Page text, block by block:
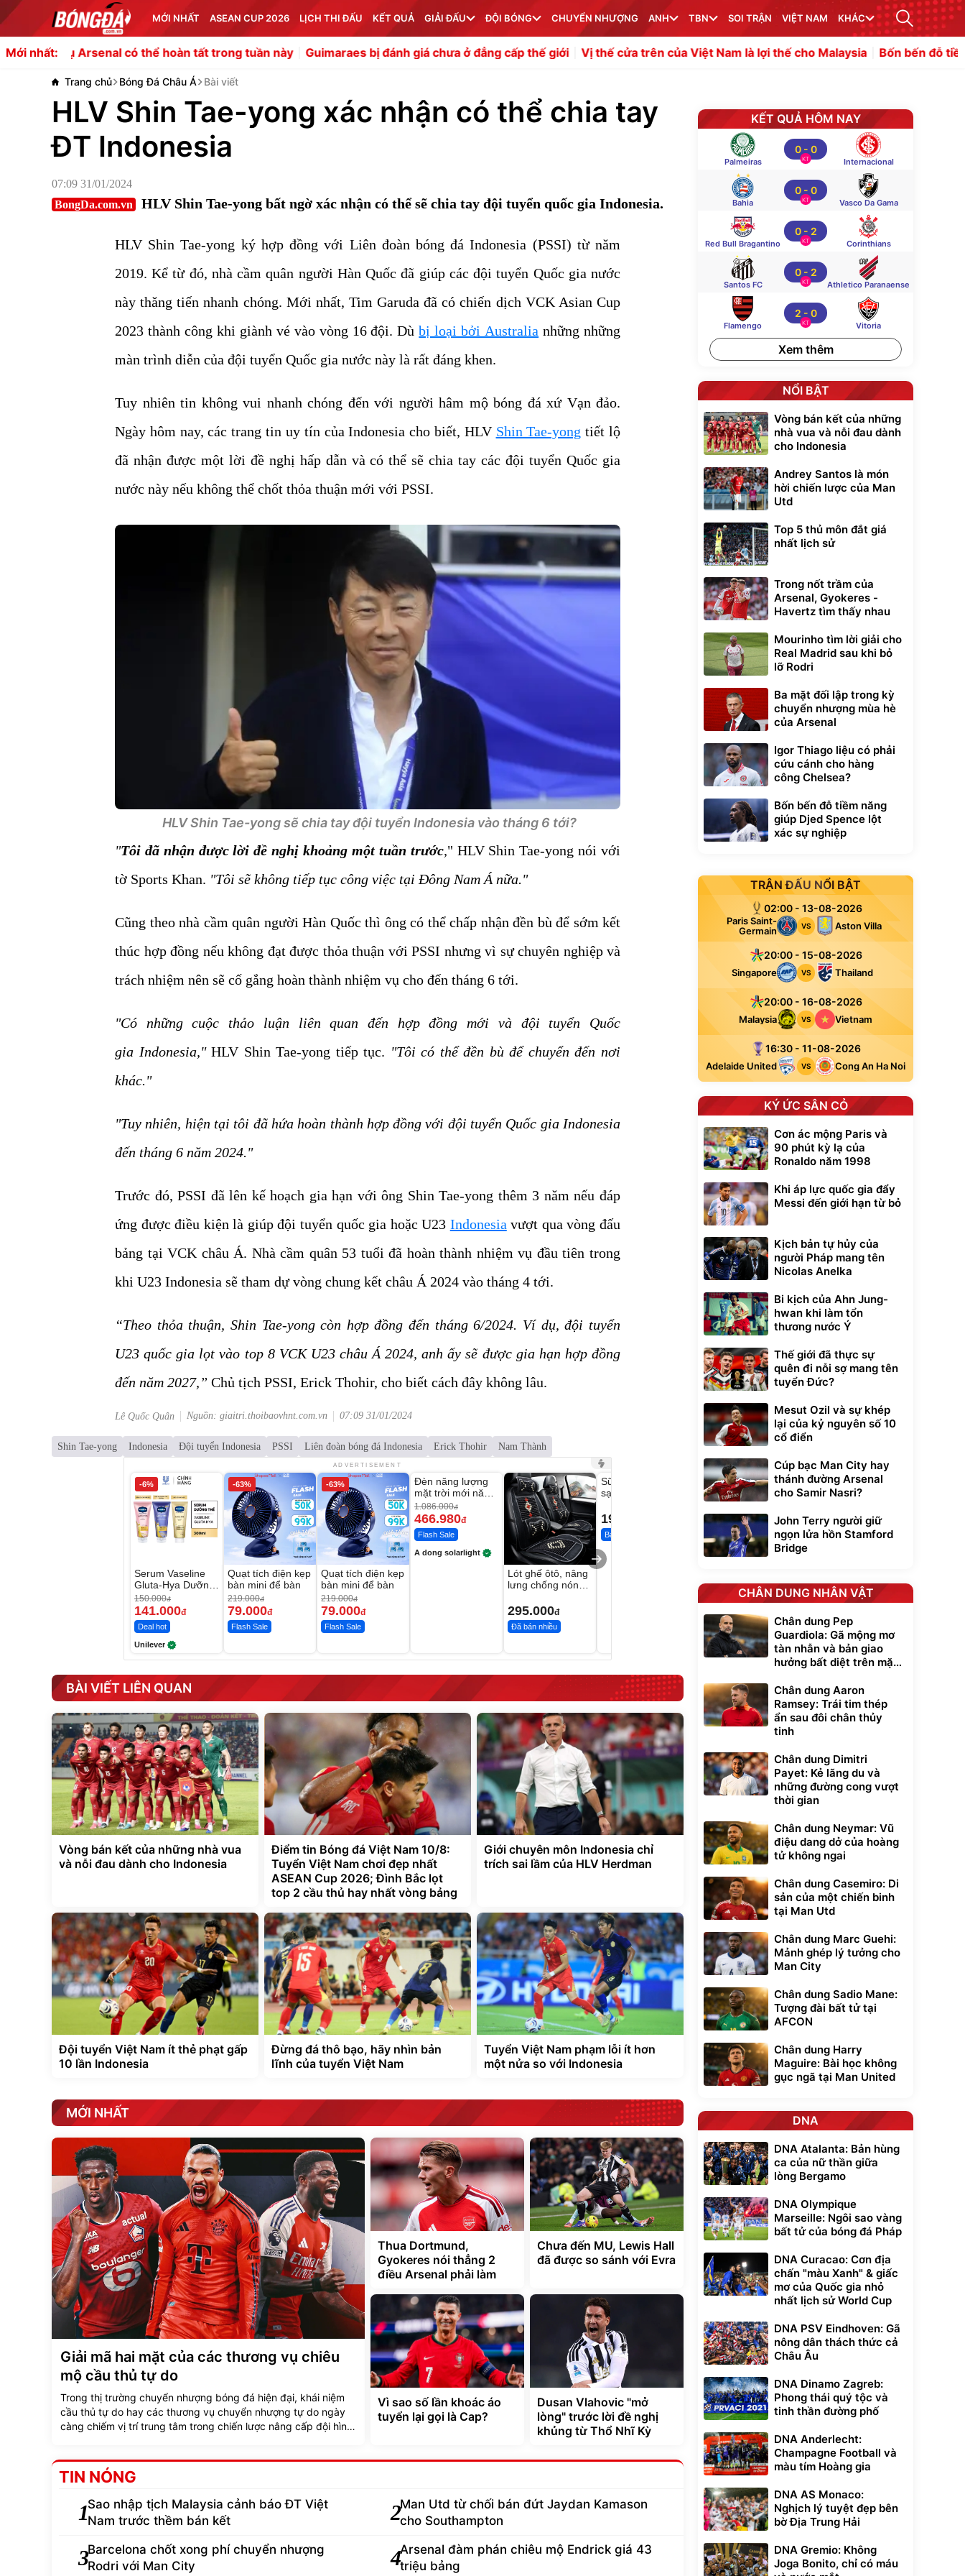
MỚI NHẤT ASEAN CUP 2026 LỊCH THI ĐẤU KẾT QUẢ GIẢI ĐẤU ĐỘI BÓNG CHUYỂN NHƯỢNG ANH TBN SOI TRẬN VIỆT NAM KHÁC
Mới nhất:có thể hoàn tất trong tuần này Guimaraes bị đánh giá chưa ở đẳng cấp thế giới Vị thế cửa trên của Việt Nam là lợi thế cho Malaysia Bốn bến đỗ tiềm năng giúp
Trang chủ Bóng Đá Châu Á Bài viết
HLV Shin Tae-yong xác nhận có thể chia tay
ĐT Indonesia
07:09 31/01/2024
BongDa.com.vn
HLV Shin Tae-yong bất ngờ xác nhận có thể sẽ chia tay đội tuyển quốc gia Indonesia.
HLV Shin Tae-yong ký hợp đồng với Liên đoàn bóng đá Indonesia (PSSI) từ năm
2019. Kể từ đó, nhà cầm quân người Hàn Quốc đã giúp các đội tuyển Quốc gia nước
này thăng tiến nhanh chóng. Mới nhất, Tim Garuda đã có chiến dịch VCK Asian Cup
2023 thành công khi giành vé vào vòng 16 đội. Dùbị loại bởi Australia những những
màn trình diễn của đội tuyển Quốc gia nước này là rất đáng khen.
Tuy nhiên tin không vui nhanh chóng đến với người hâm mộ bóng đá xứ Vạn đảo.
Ngày hôm nay, các trang tin uy tín của Indonesia cho biết, HLV Shin Tae-yong tiết lộ
đã nhận được một lời đề nghị hấp dẫn và có thể sẽ chia tay các đội tuyển Quốc gia
nước này nếu không thể chốt thỏa thuận mới với PSSI.
HLV Shin Tae-yong sẽ chia tay đội tuyển Indonesia vào tháng 6 tới?
"Tôi đã nhận được lời đề nghị khoảng một tuần trước," HLV Shin Tae-yong nói với
tờ Sports Khan. "Tôi sẽ không tiếp tục công việc tại Đông Nam Á nữa."
Cũng theo nhà cầm quân người Hàn Quốc thì ông có thể chấp nhận đền bù để sớm kết
thúc hợp đồng nếu không đạt được thỏa thuận với PSSI nhưng vì sự chuyên nghiệp và
trách nhiệm nên sẽ cố gắng hoàn thành nhiệm vụ cho đến tháng 6 tới.
"Có những cuộc thảo luận liên quan đến hợp đồng mới và đội tuyển Quốc
gia Indonesia,"HLV Shin Tae-yong tiếp tục. "Tôi có thể đền bù để chuyển đến nơi
khác."
"Tuy nhiên, hiện tại tôi đã hứa hoàn thành hợp đồng với đội tuyển Quốc gia Indonesia
đến tháng 6 năm 2024."
Trước đó, PSSI đã lên kế hoạch gia hạn với ông Shin Tae-yong thêm 3 năm nếu đáp
ứng được điều kiện là giúp đội tuyển quốc gia hoặc U23 Indonesia vượt qua vòng đấu
bảng tại VCK châu Á. Nhà cầm quân 53 tuổi đã hoàn thành nhiệm vụ đầu tiên trong
khi U23 Indonesia sẽ tham dự vòng chung kết châu Á 2024 vào tháng 4 tới.
“Theo thỏa thuận, Shin Tae-yong còn hợp đồng đến tháng 6/2024. Ví dụ, đội tuyển
U23 quốc gia lọt vào top 8 VCK U23 châu Á 2024, anh ấy sẽ được gia hạn hợp đồng
đến năm 2027,” Chủ tịch PSSI, Erick Thohir, cho biết cách đây không lâu.
Lê Quốc Quân Nguồn: giaitri.thoibaovhnt.com.vn 07:09 31/01/2024
Shin Tae-yong Indonesia Đội tuyển Indonesia PSSI Liên đoàn bóng đá Indonesia Erick Thohir Nam Thành
ADVERTISEMENT
-6%
Serum Vaseline
Gluta-Hya Dưỡng
Da Sáng Mịn Sau
7 Ngày
150.000đ
141.000đ
Deal hot
Unilever
-63%
Quạt tích điện kẹp
bàn mini để bàn
219.000đ
79.000đ
Flash Sale
-63%
Quạt tích điện kẹp
bàn mini để bàn
219.000đ
79.000đ
Flash Sale
-56%
Đèn năng lượng
mặt trời mới năm
2026 có 120 viên
LED lớn
1.086.000đ
466.980đ
Flash Sale
A dong solarlight
Lót ghế ôtô, nâng
lưng chống nóng
trong di chuyển
295.000đ
Đã bán nhiều
Sữa Tắm Lifebuoy
sạch sâu khỏi bụi
198.000
Bán chạy
dành cho rửa xe,
tưới cây
161.000
70.000đ
Bán chạy
Abbott, thùng 24
chai
Hàng chính hãng
Ensure
BÀI VIẾT LIÊN QUAN
Vòng bán kết của những nhà vua
và nỗi đau dành cho Indonesia
Điểm tin Bóng đá Việt Nam 10/8:
Tuyển Việt Nam chơi đẹp nhất
ASEAN Cup 2026; Đình Bắc lọt
top 2 cầu thủ hay nhất vòng bảng
Giới chuyên môn Indonesia chỉ
trích sai lầm của HLV Herdman
Đội tuyển Việt Nam ít thẻ phạt gấp
10 lần Indonesia
Đừng đá thô bạo, hãy nhìn bản
lĩnh của tuyển Việt Nam
Tuyển Việt Nam phạm lỗi ít hơn
một nửa so với Indonesia
MỚI NHẤT
Giải mã hai mặt của các thương vụ chiêu
mộ cầu thủ tự do
Trong thị trường chuyển nhượng bóng đá hiện đại, khái niệm
cầu thủ tự do hay các thương vụ chuyển nhượng tự do ngày
càng chiếm vị trí trung tâm trong chiến lược nâng cấp đội hình
Thua Dortmund,
Gyokeres nói thẳng 2
điều Arsenal phải làm
Chưa đến MU, Lewis Hall
đã được so sánh với Evra
Vì sao số lần khoác áo
tuyển lại gọi là Cap?
Dusan Vlahovic "mở
lòng" trước lời đề nghị
khủng từ Thổ Nhĩ Kỳ
TIN NÓNG
1Sao nhập tịch Malaysia cảnh báo ĐT Việt
Nam trước thềm bán kết
2Man Utd từ chối bán đứt Jaydan Kamason
cho Southampton
3Barcelona chốt xong phí chuyển nhượng
Rodri với Man City
4Arsenal đàm phán chiêu mộ Endrick giá 43
triệu bảng
KẾT QUẢ HÔM NAY
Palmeiras
0 - 0
KT Internacional
Bahia
0 - 0
KT Vasco Da Gama
Red Bull Bragantino
0 - 2
KT Corinthians
Santos FC
0 - 2
KT Athletico Paranaense
Flamengo
2 - 0
KT Vitoria
Xem thêm
NỔI BẬT
Vòng bán kết của những
nhà vua và nỗi đau dành
cho Indonesia
Andrey Santos là món
hời chiến lược của Man
Utd
Top 5 thủ môn đắt giá
nhất lịch sử
Trong nốt trầm của
Arsenal, Gyokeres -
Havertz tìm thấy nhau
Mourinho tìm lời giải cho
Real Madrid sau khi bỏ
lỡ Rodri
Ba mặt đối lập trong kỳ
chuyển nhượng mùa hè
của Arsenal
Igor Thiago liệu có phải
cứu cánh cho hàng
công Chelsea?
Bốn bến đỗ tiềm năng
giúp Djed Spence lột
xác sự nghiệp
TRẬN ĐẤU NỔI BẬT
02:00 - 13-08-2026
Paris Saint-
Germain
VS Aston Villa
20:00 - 15-08-2026
Singapore VS Thailand
20:00 - 16-08-2026
Malaysia VS Vietnam
16:30 - 11-08-2026
Adelaide United VS Cong An Ha Noi
KÝ ỨC SÂN CỎ
Cơn ác mộng Paris và
90 phút kỳ lạ của
Ronaldo năm 1998
Khi áp lực quốc gia đẩy
Messi đến giới hạn từ bỏ
Kịch bản tự hủy của
người Pháp mang tên
Nicolas Anelka
Bi kịch của Ahn Jung-
hwan khi làm tổn
thương nước Ý
Thế giới đã thực sự
quên đi nỗi sợ mang tên
tuyển Đức?
Mesut Ozil và sự khép
lại của kỷ nguyên số 10
cổ điển
Cúp bạc Man City hay
thánh đường Arsenal
cho Samir Nasri?
John Terry người giữ
ngọn lửa hồn Stamford
Bridge
CHÂN DUNG NHÂN VẬT
Chân dung Pep
Guardiola: Gã mộng mơ
tàn nhẫn và bản giao
hưởng bất diệt trên mặt
Chân dung Aaron
Ramsey: Trái tim thép
ẩn sau đôi chân thủy
tinh
Chân dung Dimitri
Payet: Kẻ lãng du và
những đường cong vượt
thời gian
Chân dung Neymar: Vũ
điệu dang dở của hoàng
tử không ngai
Chân dung Casemiro: Di
sản của một chiến binh
tại Man Utd
Chân dung Marc Guehi:
Mảnh ghép lý tưởng cho
Man City
Chân dung Sadio Mane:
Tượng đài bất tử tại
AFCON
Chân dung Harry
Maguire: Bài học không
gục ngã tại Man United
DNA
DNA Atalanta: Bản hùng
ca của nữ thần giữa
lòng Bergamo
DNA Olympique
Marseille: Ngôi sao vàng
bất tử của bóng đá Pháp
DNA Curacao: Cơn địa
chấn "màu Xanh" & giấc
mơ của Quốc gia nhỏ
nhất lịch sử World Cup
DNA PSV Eindhoven: Gã
nông dân thách thức cả
Châu Âu
DNA Dinamo Zagreb:
Phong thái quý tộc và
tinh thần đường phố
DNA Anderlecht:
Champagne Football và
màu tím Hoàng gia
DNA AS Monaco:
Nghịch lý tuyệt đẹp bên
bờ Địa Trung Hải
DNA Gremio: Không
Joga Bonito, chỉ có máu